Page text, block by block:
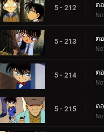
5 - 212
5 - 213
5 - 214
5 - 215